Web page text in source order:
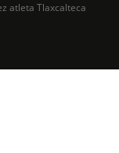
atleta Tlaxcalteca